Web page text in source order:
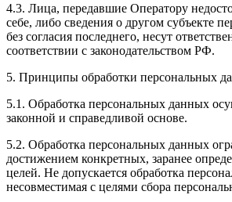
4.3. Лица, передавшие Оператору
себе, либо сведения о другом субъекте
без согласия последнего, несут
соответствии с законодательством РФ.
5. Принципы обработки персональных
5.1. Обработка персональных данных
законной и справедливой основе.
5.2. Обработка персональных данных
достижением конкретных, заранее
целей. Не допускается обработка
несовместимая с целями сбора